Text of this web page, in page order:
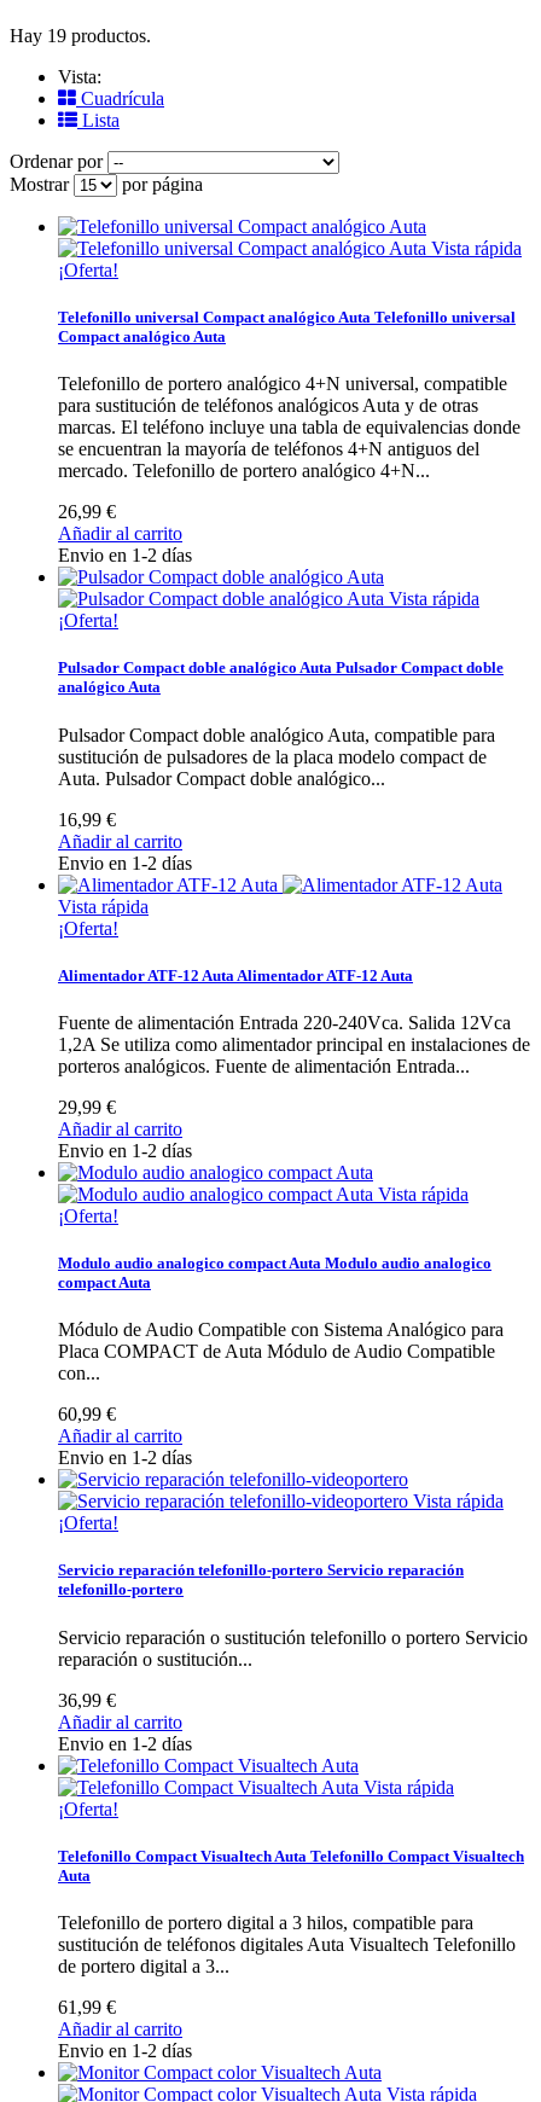
Hay 19 productos.
Vista:
Cuadrícula
Lista
Ordenar por
Mostrar
por página
Vista rápida
¡Oferta!
Telefonillo universal Compact analógico Auta Telefonillo universal
Compact analógico Auta
Telefonillo de portero analógico 4+N universal, compatible
para sustitución de teléfonos analógicos Auta y de otras
marcas. El teléfono incluye una tabla de equivalencias donde
se encuentran la mayoría de teléfonos 4+N antiguos del
mercado. Telefonillo de portero analógico 4+N...
26,99 €
Añadir al carrito
Envio en 1-2 días
Vista rápida
¡Oferta!
Pulsador Compact doble analógico Auta Pulsador Compact doble
analógico Auta
Pulsador Compact doble analógico Auta, compatible para
sustitución de pulsadores de la placa modelo compact de
Auta. Pulsador Compact doble analógico...
16,99 €
Añadir al carrito
Envio en 1-2 días
Vista rápida
¡Oferta!
Alimentador ATF-12 Auta Alimentador ATF-12 Auta
Fuente de alimentación Entrada 220-240Vca. Salida 12Vca
1,2A Se utiliza como alimentador principal en instalaciones de
porteros analógicos. Fuente de alimentación Entrada...
29,99 €
Añadir al carrito
Envio en 1-2 días
Vista rápida
¡Oferta!
Modulo audio analogico compact Auta Modulo audio analogico
compact Auta
Módulo de Audio Compatible con Sistema Analógico para
Placa COMPACT de Auta Módulo de Audio Compatible
con...
60,99 €
Añadir al carrito
Envio en 1-2 días
Vista rápida
¡Oferta!
Servicio reparación telefonillo-portero Servicio reparación
telefonillo-portero
Servicio reparación o sustitución telefonillo o portero Servicio
reparación o sustitución...
36,99 €
Añadir al carrito
Envio en 1-2 días
Vista rápida
¡Oferta!
Telefonillo Compact Visualtech Auta Telefonillo Compact Visualtech
Auta
Telefonillo de portero digital a 3 hilos, compatible para
sustitución de teléfonos digitales Auta Visualtech Telefonillo
de portero digital a 3...
61,99 €
Añadir al carrito
Envio en 1-2 días
Vista rápida